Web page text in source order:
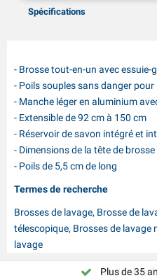
Spécifications
- Brosse tout-en-un avec
- Poils souples sans danger
- Manche léger en aluminium
- Extensible de 92 cm à 150 cm
- Réservoir de savon intégré et
- Dimensions de la tête de brosse
- Poils de 5,5 cm de long
Termes de recherche
Brosses de lavage, Brosse de
télescopique, Brosses de lavage
lavage
Choisissez
Plus de 35